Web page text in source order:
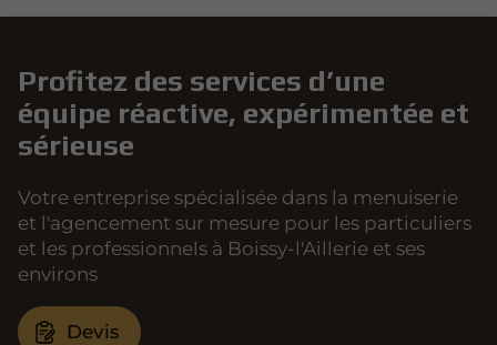
Profitez des services d’une
équipe réactive, expérimentée et
sérieuse
Votre entreprise spécialisée dans la menuiserie
et l'agencement sur mesure pour les particuliers
et les professionnels à Boissy-l'Aillerie et ses
environs
Devis